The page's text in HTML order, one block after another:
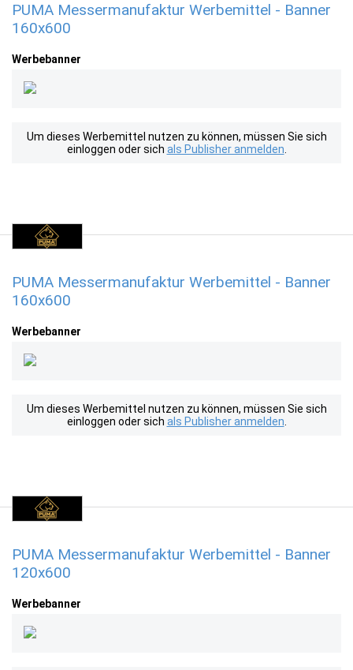
PUMA Messermanufaktur Werbemittel - Banner
160x600
Werbebanner
Um dieses Werbemittel nutzen zu können, müssen Sie sich
einloggen oder sich als Publisher anmelden
PUMA Messermanufaktur Werbemittel - Banner
160x600
Werbebanner
Um dieses Werbemittel nutzen zu können, müssen Sie sich
einloggen oder sich als Publisher anmelden
PUMA Messermanufaktur Werbemittel - Banner
120x600
Werbebanner